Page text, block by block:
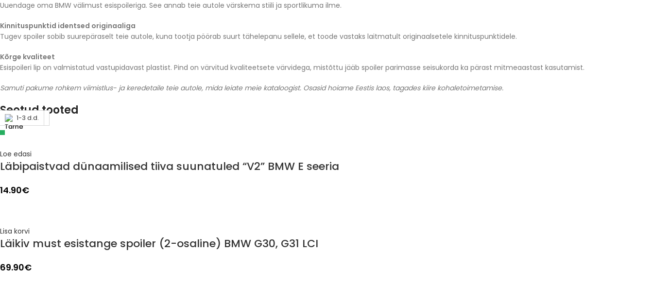
Uuendage oma BMW välimust esispoileriga. See annab teie autole värskema stiili ja sportlikuma ilme.
Kinnituspunktid identsed originaaliga
Tugev spoiler sobib suurepäraselt teie autole, kuna tootja pöörab suurt tähelepanu sellele, et toode vastaks laitmatult originaalsetele kinnituspunktidele.
Kõrge kvaliteet
Esispoileri lip on valmistatud vastupidavast plastist. Pind on värvitud kvaliteetsete värvidega, mistõttu jääb spoiler parimasse seisukorda ka pärast mitmeaastast kasutamist.
Samuti pakume rohkem viimistlus- ja keredetaile teie autole, mida leiate meie kataloogist. Osasid hoiame Eestis laos, tagades kiire kohaletoimetamise.
Seotud tooted
Läbimüüdud
Loe edasi
Läbipaistvad dünaamilised tiiva suunatuled “V2” BMW E seeria
14.90€
1-3 d.d.
Lisa korvi
Läikiv must esistange spoiler (2-osaline) BMW G30, G31 LCI
69.90€
1-3 d.d.
1-3 d.d.
1-3 d.d.
Läbimüüdud
1-3 d.d.
1-3 d.d.